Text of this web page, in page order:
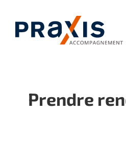
contenu
Prendre